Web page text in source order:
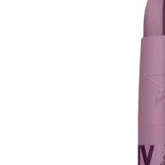
Al crear una cuenta
rápidamente, revisar
ENGLISH
colori